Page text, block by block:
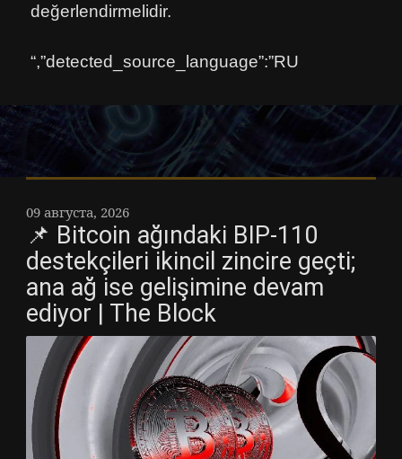
değerlendirmelidir.
“,”detected_source_language”:”RU
09 августа, 2026
📌 Bitcoin ağındaki BIP-110
destekçileri ikincil zincire geçti;
ana ağ ise gelişimine devam
ediyor | The Block